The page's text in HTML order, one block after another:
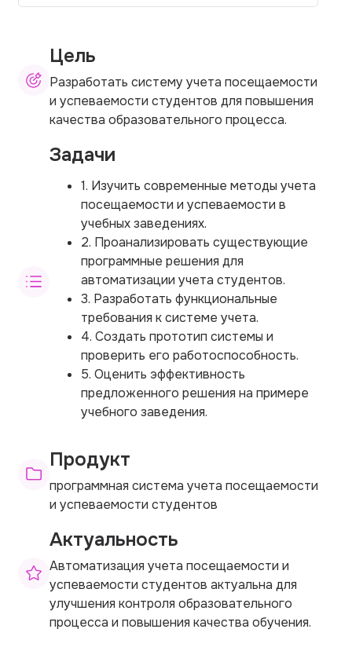
Цель
Разработать систему учета посещаемости
и успеваемости студентов для повышения
качества образовательного процесса.
Задачи
1. Изучить современные методы учета
посещаемости и успеваемости в
учебных заведениях.
2. Проанализировать существующие
программные решения для
автоматизации учета студентов.
3. Разработать функциональные
требования к системе учета.
4. Создать прототип системы и
проверить его работоспособность.
5. Оценить эффективность
предложенного решения на примере
учебного заведения.
Продукт
программная система учета посещаемости
и успеваемости студентов
Актуальность
Автоматизация учета посещаемости и
успеваемости студентов актуальна для
улучшения контроля образовательного
процесса и повышения качества обучения.